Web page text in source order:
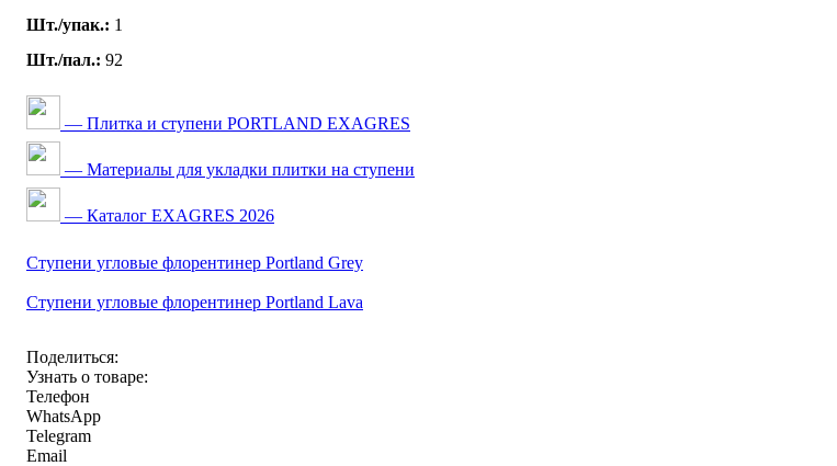
Шт./упак.: 1
Шт./пал.: 92
— Плитка и ступени PORTLAND EXAGRES
— Материалы для укладки плитки на ступени
— Каталог EXAGRES 2026
Ступени угловые флорентинер Portland Grey
Ступени угловые флорентинер Portland Lava
Поделиться:
Узнать о товаре:
Телефон
WhatsApp
Telegram
Email